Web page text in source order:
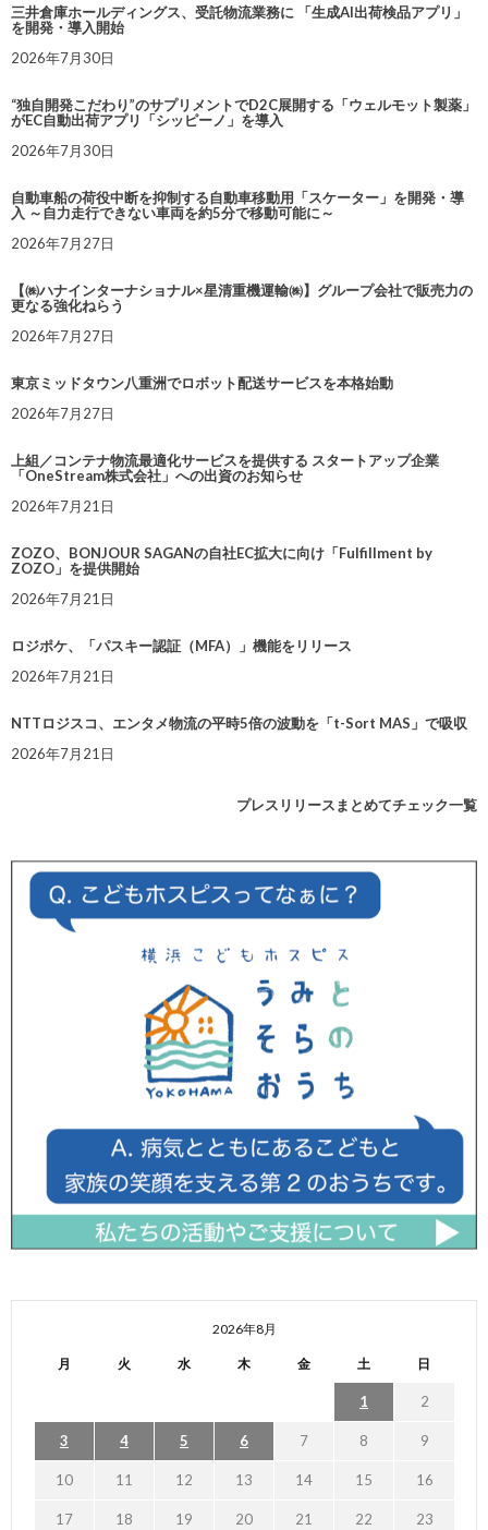
三井倉庫ホールディングス、受託物流業務に 「生成AI出荷検品アプリ」
を開発・導入開始
2026年7月30日
“独自開発こだわり”のサプリメントでD2C展開する「ウェルモット製薬」
がEC自動出荷アプリ「シッピーノ」を導入
2026年7月30日
自動車船の荷役中断を抑制する自動車移動用「スケーター」を開発・導
入 ～自力走行できない車両を約5分で移動可能に～
2026年7月27日
【㈱ハナインターナショナル×星清重機運輸㈱】グループ会社で販売力の
更なる強化ねらう
2026年7月27日
東京ミッドタウン八重洲でロボット配送サービスを本格始動
2026年7月27日
上組／コンテナ物流最適化サービスを提供する スタートアップ企業
「OneStream株式会社」への出資のお知らせ
2026年7月21日
ZOZO、BONJOUR SAGANの自社EC拡大に向け「Fulfillment by
ZOZO」を提供開始
2026年7月21日
ロジポケ、「パスキー認証（MFA）」機能をリリース
2026年7月21日
NTTロジスコ、エンタメ物流の平時5倍の波動を「t-Sort MAS」で吸収
2026年7月21日
プレスリリースまとめてチェック一覧
2026年8月
月 火 水 木 金 土 日
1 2
3 4 5 6 7 8 9
10 11 12 13 14 15 16
17 18 19 20 21 22 23